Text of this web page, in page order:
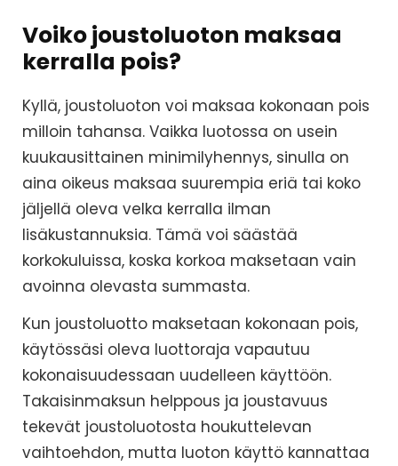
Voiko joustoluoton maksaa
kerralla pois?
Kyllä, joustoluoton voi maksaa kokonaan pois
milloin tahansa. Vaikka luotossa on usein
kuukausittainen minimilyhennys, sinulla on
aina oikeus maksaa suurempia eriä tai koko
jäljellä oleva velka kerralla ilman
lisäkustannuksia. Tämä voi säästää
korkokuluissa, koska korkoa maksetaan vain
avoinna olevasta summasta.
Kun joustoluotto maksetaan kokonaan pois,
käytössäsi oleva luottoraja vapautuu
kokonaisuudessaan uudelleen käyttöön.
Takaisinmaksun helppous ja joustavuus
tekevät joustoluotosta houkuttelevan
vaihtoehdon, mutta luoton käyttö kannattaa